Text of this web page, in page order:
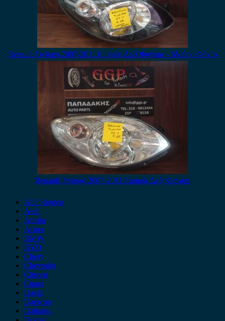
Renault Twingo 2007-2011 Εμπρός Δεξί Φανάρι – Μαύρο Φόντο
Renault Twingo 2007-2011 Εμπρός Δεξί Φανάρι
Alfa Romeo
Audi
Austin
Acura
BMW
BYD
Chery
Chevrolet
Citroen
Cupra
Dacia
Daewoo
Daihatsu